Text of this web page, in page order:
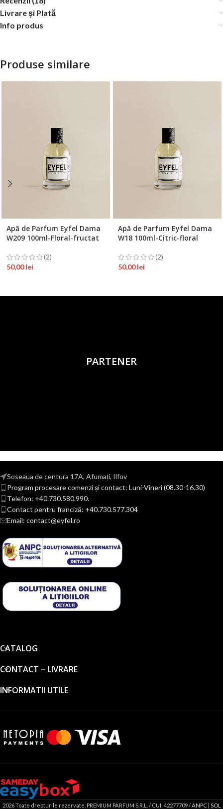
Livrare și Plată
Info produs
Produse similare
Apă de Parfum Eyfel Dama
W209 100ml-Floral-fructat
(2)
50,00lei
Apă de Parfum Eyfel Dama
W18 100ml-Citric-floral
(2)
50,00lei
PARTENER
Soseaua de centura 17A, Afumați, Ilfov
Program procesare comenzi și contact: Luni-Vineri (08.30-16.30)
Telefon: +40.730.580.990.
Contact pentru franciză: +40.730.577.304
Email: contact@eyfel.ro
CATALOG
CONTACT – LIVRARE
INFORMATII UTILE
2026 Toate drepturile rezervate. PREMIUM PARFUM S.R.L. / CUI: 42277709 /ANPC | SOL